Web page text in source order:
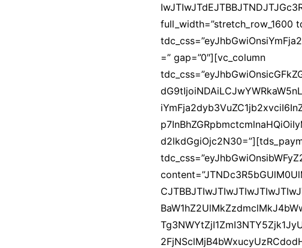
full_width=”stretch_row_1600
=” gap=”0″][vc_column